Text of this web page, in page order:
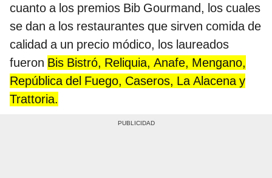
cuanto a los premios Bib Gourmand, los cuales
se dan a los restaurantes que sirven comida de
calidad a un precio módico, los laureados
fueron Bis Bistró, Reliquia, Anafe, Mengano,
República del Fuego, Caseros, La Alacena y
Trattoria.